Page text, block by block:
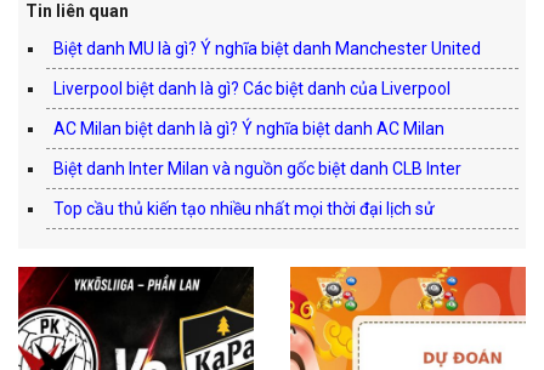
Tin liên quan
Biệt danh MU là gì? Ý nghĩa biệt danh Manchester United
Liverpool biệt danh là gì? Các biệt danh của Liverpool
AC Milan biệt danh là gì? Ý nghĩa biệt danh AC Milan
Biệt danh Inter Milan và nguồn gốc biệt danh CLB Inter
Top cầu thủ kiến tạo nhiều nhất mọi thời đại lịch sử